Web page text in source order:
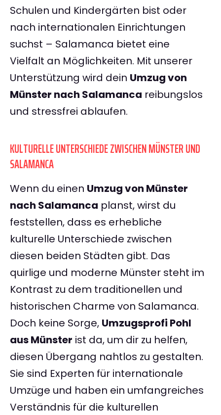
Schulen und Kindergärten bist oder
nach internationalen Einrichtungen
suchst – Salamanca bietet eine
Vielfalt an Möglichkeiten. Mit unserer
Unterstützung wird dein Umzug von
Münster nach Salamanca reibungslos
und stressfrei ablaufen.
KULTURELLE UNTERSCHIEDE ZWISCHEN MÜNSTER UND
SALAMANCA
Wenn du einen Umzug von Münster
nach Salamanca planst, wirst du
feststellen, dass es erhebliche
kulturelle Unterschiede zwischen
diesen beiden Städten gibt. Das
quirlige und moderne Münster steht im
Kontrast zu dem traditionellen und
historischen Charme von Salamanca.
Doch keine Sorge, Umzugsprofi Pohl
aus Münster ist da, um dir zu helfen,
diesen Übergang nahtlos zu gestalten.
Sie sind Experten für internationale
Umzüge und haben ein umfangreiches
Verständnis für die kulturellen